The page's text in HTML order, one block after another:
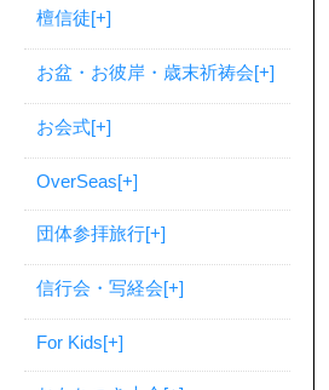
檀信徒[+]
お盆・お彼岸・歳末祈祷会[+]
お会式[+]
OverSeas[+]
団体参拝旅行[+]
信行会・写経会[+]
For Kids[+]